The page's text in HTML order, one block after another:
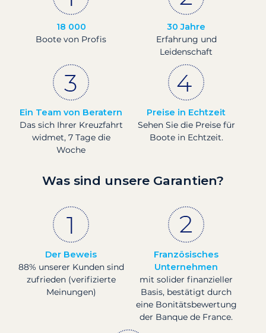
18 000
Boote von Profis
30 Jahre
Erfahrung und
Leidenschaft
Ein Team von Beratern
Das sich Ihrer Kreuzfahrt
widmet, 7 Tage die
Woche
Preise in Echtzeit
Sehen Sie die Preise für
Boote in Echtzeit.
Was sind unsere Garantien?
Der Beweis
88% unserer Kunden sind
zufrieden (verifizierte
Meinungen)
Französisches
Unternehmen
mit solider finanzieller
Basis, bestätigt durch
eine Bonitätsbewertung
der Banque de France.